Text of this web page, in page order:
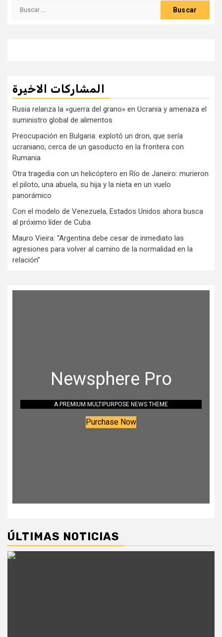
Buscar:
المشاركات الاخيرة
Rusia relanza la «guerra del grano» en Ucrania y amenaza el
suministro global de alimentos
Preocupación en Bulgaria: explotó un dron, que sería
ucraniano, cerca de un gasoducto en la frontera con
Rumania
Otra tragedia con un helicóptero en Río de Janeiro: murieron
el piloto, una abuela, su hija y la nieta en un vuelo
panorámico
Con el modelo de Venezuela, Estados Unidos ahora busca
al próximo líder de Cuba
Mauro Vieira: “Argentina debe cesar de inmediato las
agresiones para volver al camino de la normalidad en la
relación”
Newsphere Pro
A PREMIUM MULTIPURPOSE NEWS THEME
Purchase Now
ÚLTIMAS NOTICIAS